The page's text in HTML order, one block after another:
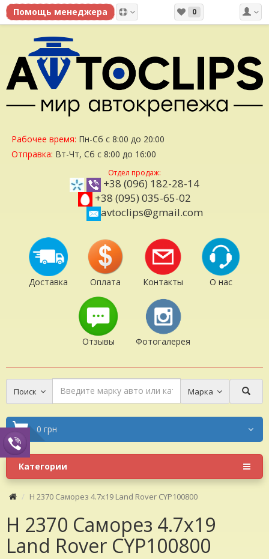
0
Рабочее время: Пн-Сб с 8:00 до 20:00
Отправка: Вт-Чт, Сб с 8:00 до 16:00
Отдел продаж:
+38 (096) 182-28-14
+38 (095) 035-65-02
avtoclips@gmail.com
Доставка Оплата Контакты О нас
Отзывы Фотогалерея
Поиск Марка
0 грн
Категории
H 2370 Саморез 4.7х19 Land Rover CYP100800
H 2370 Саморез 4.7х19
Land Rover CYP100800